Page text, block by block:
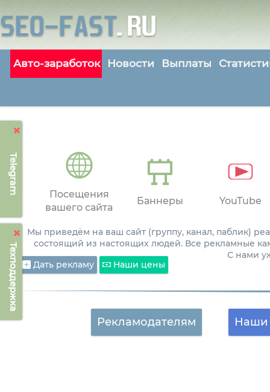
Telegram
Техподдержка
Авто-заработок Новости Выплаты
Посещения
вашего сайта
Баннеры YouTube
Мы приведём на ваш сайт (группу, канал, паблик)
состоящий из настоящих людей. Все рекламные
С нами
Дать рекламу
Наши цены
Рекламодателям Наши